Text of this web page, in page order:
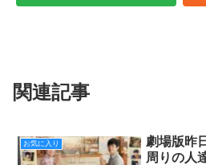
関連記事
お気に入り
劇場版昨
周りの人